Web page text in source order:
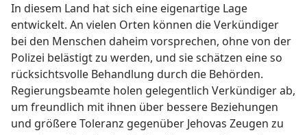
In diesem Land hat sich eine eigenartige Lage
entwickelt. An vielen Orten können die Verkündiger
bei den Menschen daheim vorsprechen, ohne von der
Polizei belästigt zu werden, und sie schätzen eine so
rücksichtsvolle Behandlung durch die Behörden.
Regierungsbeamte holen gelegentlich Verkündiger ab,
um freundlich mit ihnen über bessere Beziehungen
und größere Toleranz gegenüber Jehovas Zeugen zu